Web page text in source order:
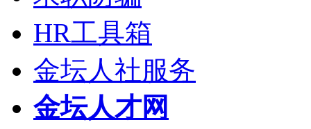
HR工具箱
金坛人社服务
金坛人才网